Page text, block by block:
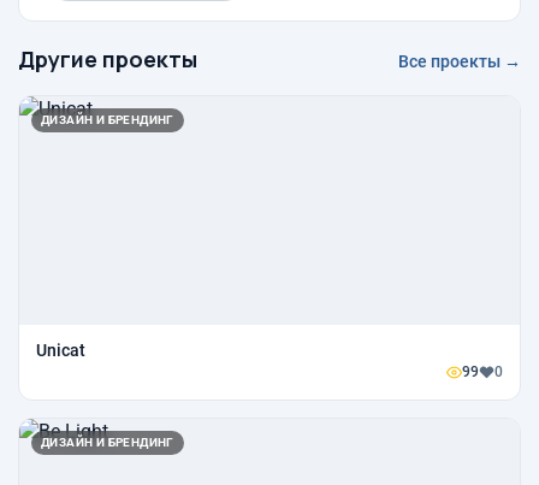
Другие проекты Все проекты →
ДИЗАЙН И БРЕНДИНГ
Unicat
99 0
ДИЗАЙН И БРЕНДИНГ